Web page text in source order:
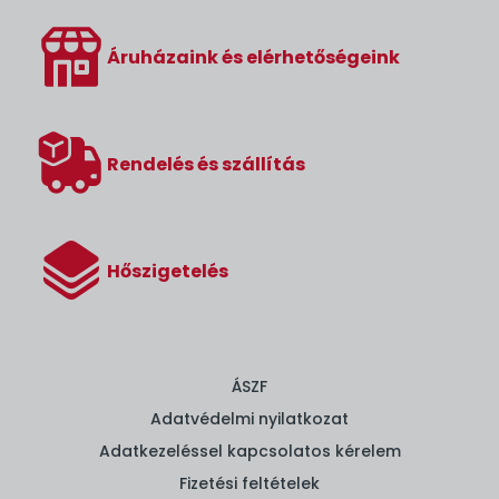
Áruházaink és elérhetőségeink
Rendelés és szállítás
Hőszigetelés
ÁSZF
Adatvédelmi nyilatkozat
Adatkezeléssel kapcsolatos kérelem
Fizetési feltételek